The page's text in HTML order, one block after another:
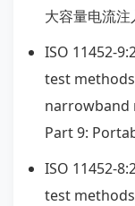
大容量电流注
ISO 11452-
test
narrowband
Part 9:
ISO 11452-
test